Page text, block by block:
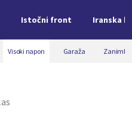
Istočni front Iranska
Visoki napon Garaža